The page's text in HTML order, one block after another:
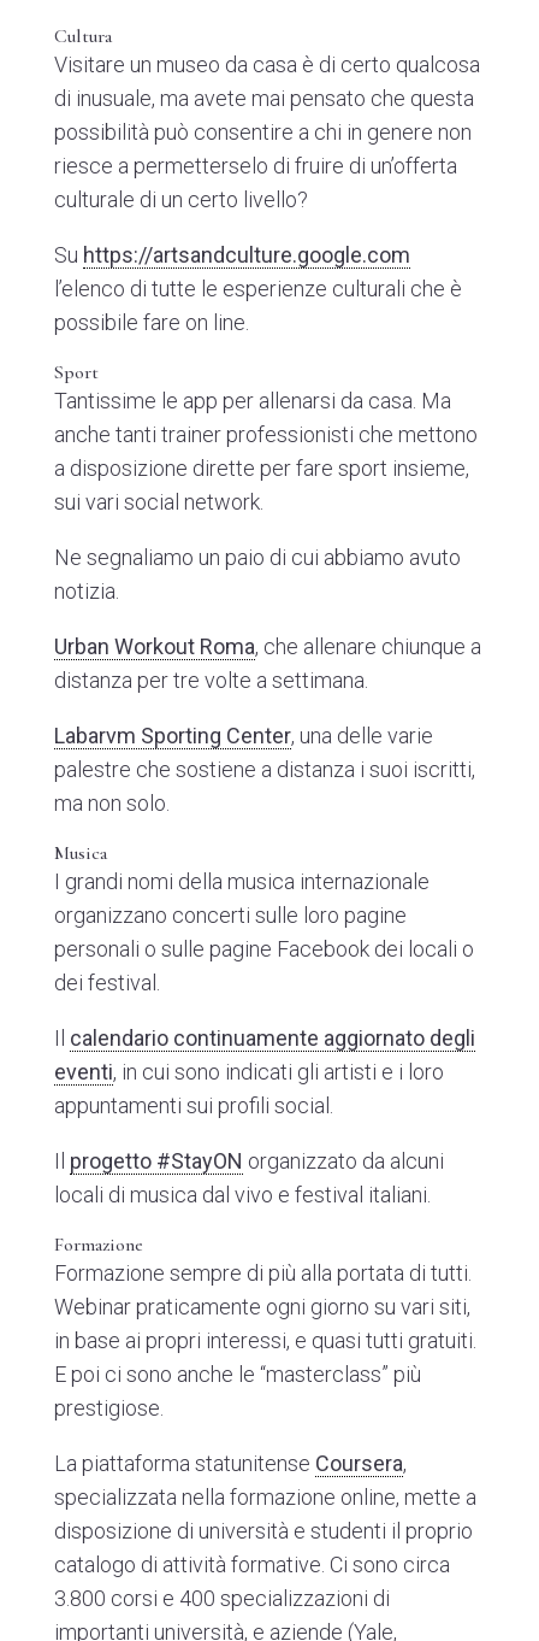
Cultura
Visitare un museo da casa è di certo qualcosa
di inusuale, ma avete mai pensato che questa
possibilità può consentire a chi in genere non
riesce a permetterselo di fruire di un’offerta
culturale di un certo livello?
Su https://artsandculture.google.com
l’elenco di tutte le esperienze culturali che è
possibile fare on line.
Sport
Tantissime le app per allenarsi da casa. Ma
anche tanti trainer professionisti che mettono
a disposizione dirette per fare sport insieme,
sui vari social network.
Ne segnaliamo un paio di cui abbiamo avuto
notizia.
Urban Workout Roma, che allenare chiunque a
distanza per tre volte a settimana.
Labarvm Sporting Center, una delle varie
palestre che sostiene a distanza i suoi iscritti,
ma non solo.
Musica
I grandi nomi della musica internazionale
organizzano concerti sulle loro pagine
personali o sulle pagine Facebook dei locali o
dei festival.
Il calendario continuamente aggiornato degli
eventi, in cui sono indicati gli artisti e i loro
appuntamenti sui profili social.
Il progetto #StayON organizzato da alcuni
locali di musica dal vivo e festival italiani.
Formazione
Formazione sempre di più alla portata di tutti.
Webinar praticamente ogni giorno su vari siti,
in base ai propri interessi, e quasi tutti gratuiti.
E poi ci sono anche le “masterclass” più
prestigiose.
La piattaforma statunitense Coursera,
specializzata nella formazione online, mette a
disposizione di università e studenti il proprio
catalogo di attività formative. Ci sono circa
3.800 corsi e 400 specializzazioni di
importanti università, e aziende (Yale,